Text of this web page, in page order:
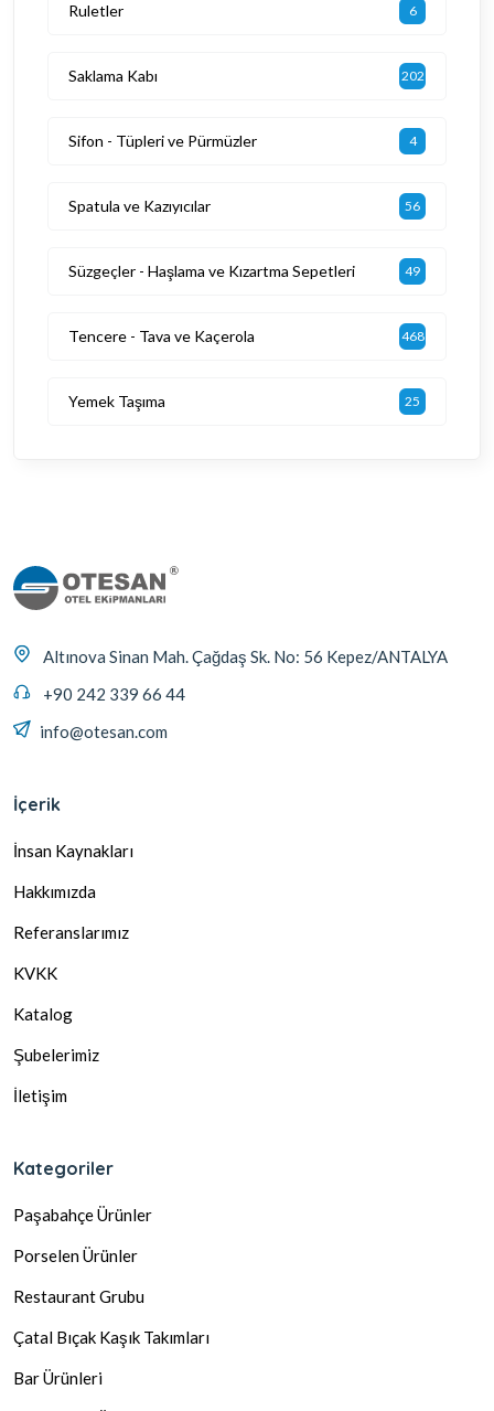
Ruletler 6
Saklama Kabı 202
Sifon - Tüpleri ve Pürmüzler 4
Spatula ve Kazıyıcılar 56
Süzgeçler - Haşlama ve Kızartma Sepetleri 49
Tencere - Tava ve Kaçerola 468
Yemek Taşıma 25
Altınova Sinan Mah. Çağdaş Sk. No: 56 Kepez/ANTALYA
+90 242 339 66 44
info@otesan.com
İçerik
İnsan Kaynakları
Hakkımızda
Referanslarımız
KVKK
Katalog
Şubelerimiz
İletişim
Kategoriler
Paşabahçe Ürünler
Porselen Ürünler
Restaurant Grubu
Çatal Bıçak Kaşık Takımları
Bar Ürünleri